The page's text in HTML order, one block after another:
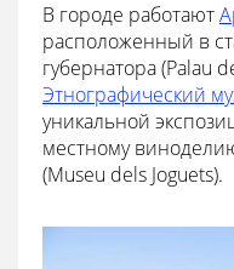
В городе работают
расположенный в
губернатора (Palau
Этнографический
уникальной
местному
(Museu dels Joguets).